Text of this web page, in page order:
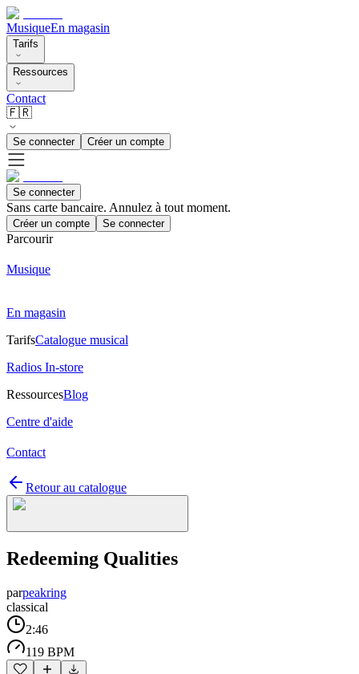
MusiqueEn magasin
Tarifs
Ressources
Contact
🇫🇷
Se connecter Créer un compte
Se connecter
Sans carte bancaire. Annulez à tout moment.
Créer un compte Se connecter
Parcourir
Musique
En magasin
TarifsCatalogue musical
Radios In-store
RessourcesBlog
Centre d'aide
Contact
Retour au catalogue
Redeeming Qualities
parpeakring
classical
2:46
119 BPM